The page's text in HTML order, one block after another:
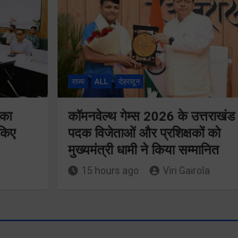
राज्य ALL देहरादून
कॉमनवेल्थ गेम्स 2026 के
पदक विजेताओं और प्रशिक्षकों को
मुख्यमंत्री धामी ने किया सम्मानित
15 hours ago Viri Gairola